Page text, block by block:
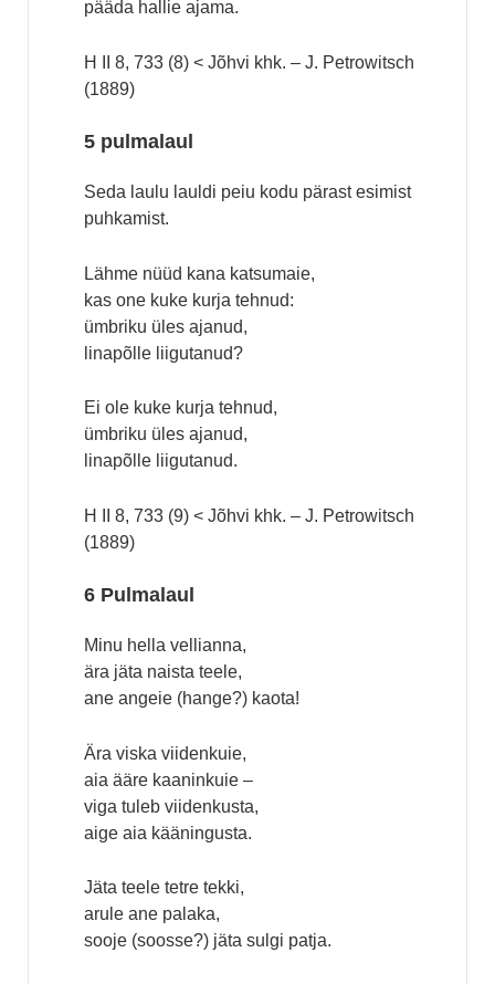
pääda hallie ajama.
H II 8, 733 (8) < Jõhvi khk. – J. Petrowitsch
(1889)
5 pulmalaul
Seda laulu lauldi peiu kodu pärast esimist
puhkamist.
Lähme nüüd kana katsumaie,
kas one kuke kurja tehnud:
ümbriku üles ajanud,
linapõlle liigutanud?
Ei ole kuke kurja tehnud,
ümbriku üles ajanud,
linapõlle liigutanud.
H II 8, 733 (9) < Jõhvi khk. – J. Petrowitsch
(1889)
6 Pulmalaul
Minu hella vellianna,
ära jäta naista teele,
ane angeie (hange?) kaota!
Ära viska viidenkuie,
aia ääre kaaninkuie –
viga tuleb viidenkusta,
aige aia kääningusta.
Jäta teele tetre tekki,
arule ane palaka,
sooje (soosse?) jäta sulgi patja.